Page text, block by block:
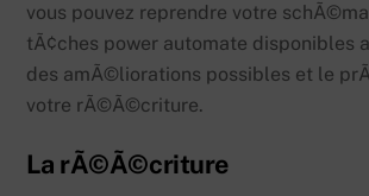
vous pouvez reprendre votre
tÃ¢ches power automate disponibles
des amÃ©liorations possibles et le
votre rÃ©Ã©criture.
La rÃ©Ã©criture